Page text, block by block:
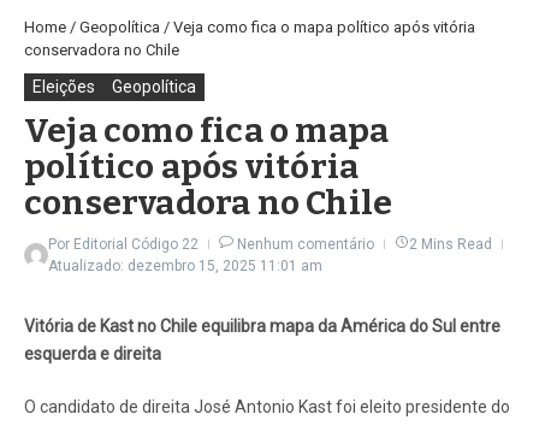
Home / Geopolítica / Veja como fica o mapa político após vitória
conservadora no Chile
Eleições Geopolítica
Veja como fica o mapa
político após vitória
conservadora no Chile
Por Editorial Código 22 Nenhum comentário
2 Mins Read
Atualizado: dezembro 15, 2025 11:01 am
Vitória de Kast no Chile equilibra mapa da América do Sul entre
esquerda e direita
O candidato de direita José Antonio Kast foi eleito presidente do